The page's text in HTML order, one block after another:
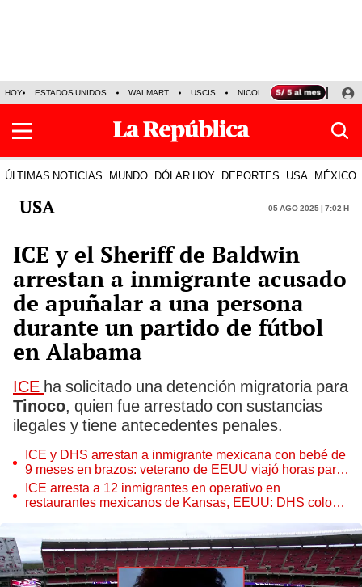
HOY ESTADOS UNIDOS WALMART USCIS NICOLÁS MADURO P-8
ÚLTIMAS NOTICIAS MUNDO DÓLAR HOY DEPORTES USA MÉXICO
USA 05 Ago 2025 | 7:02 h
ICE y el Sheriff de Baldwin
arrestan a inmigrante acusado
de apuñalar a una persona
durante un partido de fútbol
en Alabama
ICE ha solicitado una detención migratoria para
Tinoco, quien fue arrestado con sustancias
ilegales y tiene antecedentes penales.
ICE y DHS arrestan a inmigrante mexicana con bebé de
9 meses en brazos: veterano de EEUU viajó horas para
alimentar a su hijo
ICE arresta a 12 inmigrantes en operativo en
restaurantes mexicanos de Kansas, EEUU: DHS colocó